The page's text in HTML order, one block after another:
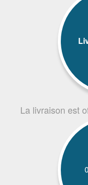
La livraison est